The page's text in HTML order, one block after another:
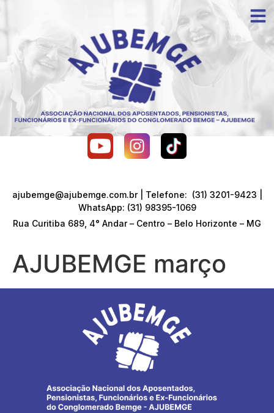
ajubemge@ajubemge.com.br | Telefone: (31) 3201-9423 |
WhatsApp: (31) 98395-1069
Rua Curitiba 689, 4° Andar – Centro – Belo Horizonte – MG
AJUBEMGE março